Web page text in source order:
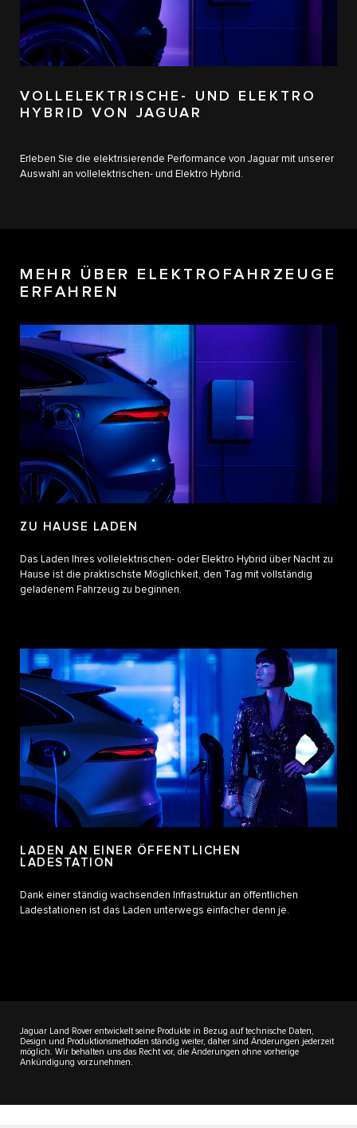
VOLLELEKTRISCHE- UND ELEKTRO
HYBRID VON JAGUAR
Erleben Sie die elektrisierende Performance von Jaguar mit unserer
Auswahl an vollelektrischen- und Elektro Hybrid.
MEHR ÜBER ELEKTROFAHRZEUGE
ERFAHREN
ZU HAUSE LADEN
Das Laden Ihres vollelektrischen- oder Elektro Hybrid über Nacht zu
Hause ist die praktischste Möglichkeit, den Tag mit vollständig
geladenem Fahrzeug zu beginnen.
LADEN AN EINER ÖFFENTLICHEN
LADESTATION
Dank einer ständig wachsenden Infrastruktur an öffentlichen
Ladestationen ist das Laden unterwegs einfacher denn je.
Jaguar Land Rover entwickelt seine Produkte in Bezug auf technische Daten,
Design und Produktionsmethoden ständig weiter, daher sind Änderungen jederzeit
möglich. Wir behalten uns das Recht vor, die Änderungen ohne vorherige
Ankündigung vorzunehmen.